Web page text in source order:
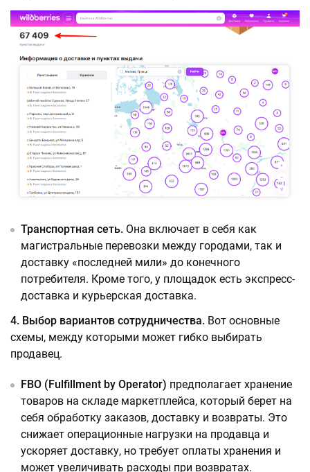
Транспортная сеть. Она включает в себя как
магистральные перевозки между городами, так и
доставку «последней мили» до конечного
потребителя. Кроме того, у площадок есть экспресс-
доставка и курьерская доставка.
4. Выбор вариантов сотрудничества. Вот основные
схемы, между которыми может гибко выбирать
продавец.
FBO (Fulfillment by Operator) предполагает хранение
товаров на складе маркетплейса, который берет на
себя обработку заказов, доставку и возвраты. Это
снижает операционные нагрузки на продавца и
ускоряет доставку, но требует оплаты хранения и
может увеличивать расходы при возвратах.